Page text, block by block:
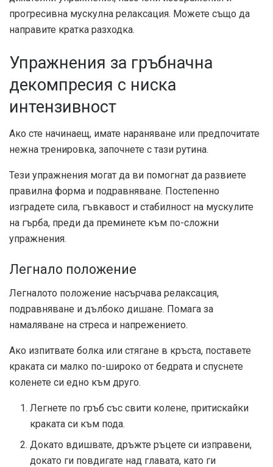
прогресивна мускулна релаксация. Можете също да
направите кратка разходка.
Упражнения за гръбначна
декомпресия с ниска
интензивност
Ако сте начинаещ, имате нараняване или предпочитате
нежна тренировка, започнете с тази рутина.
Тези упражнения могат да ви помогнат да развиете
правилна форма и подравняване. Постепенно
изградете сила, гъвкавост и стабилност на мускулите
на гърба, преди да преминете към по-сложни
упражнения.
Легнало положение
Легналото положение насърчава релаксация,
подравняване и дълбоко дишане. Помага за
намаляване на стреса и напрежението.
Ако изпитвате болка или стягане в кръста, поставете
краката си малко по-широко от бедрата и спуснете
коленете си едно към друго.
Легнете по гръб със свити колене, притискайки
краката си към пода.
Докато вдишвате, дръжте ръцете си изправени,
докато ги повдигате над главата, като ги